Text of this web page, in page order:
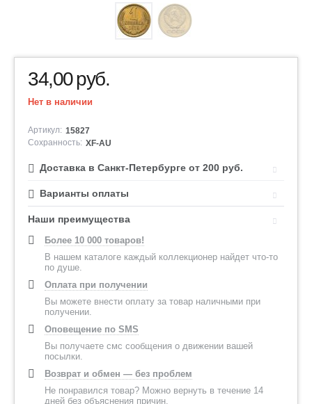
34,00руб.
Нет в наличии
Артикул: 15827
Сохранность: XF-AU
Доставка в Санкт-Петербурге от 200 руб.
Варианты оплаты
Наши преимущества
Более 10 000 товаров!
В нашем каталоге каждый коллекционер найдет что-то
по душе.
Оплата при получении
Вы можете внести оплату за товар наличными при
получении.
Оповещение по SMS
Вы получаете смс сообщения о движении вашей
посылки.
Возврат и обмен — без проблем
Не понравился товар? Можно вернуть в течение 14
дней без объяснения причин.